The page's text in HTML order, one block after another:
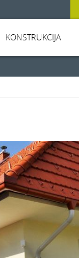
KONSTRUKCIJA